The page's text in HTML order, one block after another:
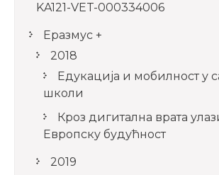
KA121-VET-000334006
Еразмус +
2018
Едукација и мобилност у
школи
Кроз дигитална врата
Европску будућност
2019